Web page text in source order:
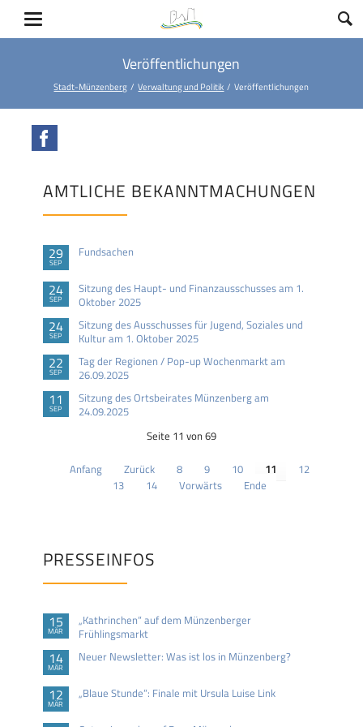
Veröffentlichungen
Stadt-Münzenberg Verwaltung und Politik Veröffentlichungen
AMTLICHE BEKANNTMACHUNGEN
29
SEP
Fundsachen
24
SEP
Sitzung des Haupt- und Finanzausschusses am 1.
Oktober 2025
24
SEP
Sitzung des Ausschusses für Jugend, Soziales und
Kultur am 1. Oktober 2025
22
SEP
Tag der Regionen / Pop-up Wochenmarkt am
26.09.2025
11
SEP
Sitzung des Ortsbeirates Münzenberg am
24.09.2025
Seite 11 von 69
Anfang Zurück 8 9 10 11
12
13
14 Vorwärts Ende
PRESSEINFOS
15
MÄR
„Kathrinchen“ auf dem Münzenberger
Frühlingsmarkt
14
MÄR
Neuer Newsletter: Was ist los in Münzenberg?
12
MÄR
„Blaue Stunde“: Finale mit Ursula Luise Link